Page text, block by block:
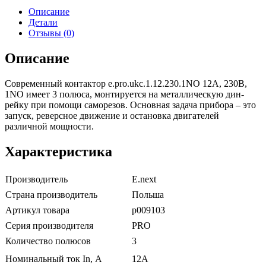
Описание
Детали
Отзывы (0)
Описание
Современный контактор e.pro.ukc.1.12.230.1NO 12А, 230В,
1NO имеет 3 полюса, монтируется на металлическую дин-
рейку при помощи саморезов. Основная задача прибора – это
запуск, реверсное движение и остановка двигателей
различной мощности.
Характеристика
Производитель
E.next
Страна производитель
Польша
Артикул товара
p009103
Серия производителя
PRO
Количество полюсов
3
Номинальный ток In, А
12А